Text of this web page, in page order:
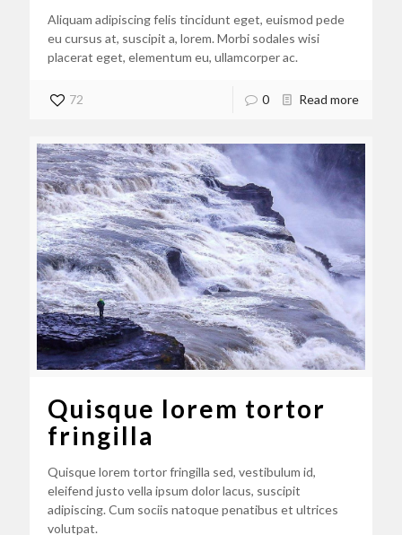
Aliquam adipiscing felis tincidunt eget, euismod pede
eu cursus at, suscipit a, lorem. Morbi sodales wisi
placerat eget, elementum eu, ullamcorper ac.
72 0 Read more
Quisque lorem tortor
fringilla
Quisque lorem tortor fringilla sed, vestibulum id,
eleifend justo vella ipsum dolor lacus, suscipit
adipiscing. Cum sociis natoque penatibus et ultrices
volutpat.